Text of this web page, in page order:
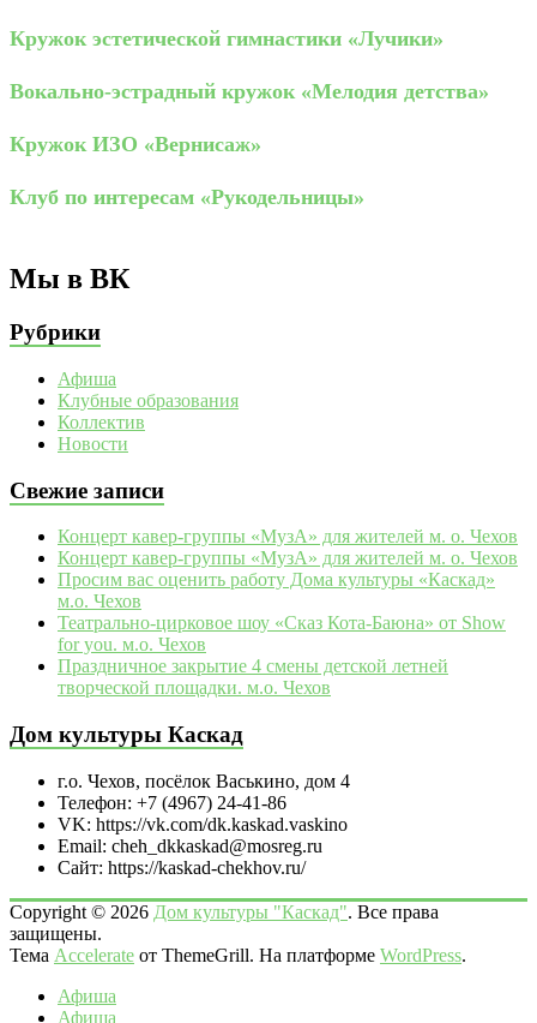
Кружок эстетической гимнастики «Лучики»
Вокально-эстрадный кружок «Мелодия детства»
Кружок ИЗО «Вернисаж»
Клуб по интересам «Рукодельницы»
Мы в ВК
Рубрики
Афиша
Клубные образования
Коллектив
Новости
Свежие записи
Концерт кавер-группы «МузА» для жителей м. о. Чехов
Концерт кавер-группы «МузА» для жителей м. о. Чехов
Просим вас оценить работу Дома культуры «Каскад»
м.о. Чехов
Театрально‑цирковое шоу «Сказ Кота‑Баюна» от Show
for you. м.о. Чехов
Праздничное закрытие 4 смены детской летней
творческой площадки. м.о. Чехов
Дом культуры Каскад
г.о. Чехов, посёлок Васькино, дом 4
Телефон: +7 (4967) 24-41-86
VK: https://vk.com/dk.kaskad.vaskino
Email: cheh_dkkaskad@mosreg.ru
Сайт: https://kaskad-chekhov.ru/
Copyright © 2026 Дом культуры "Каскад". Все права
защищены.
Тема Accelerate от ThemeGrill. На платформе WordPress.
Афиша
Афиша